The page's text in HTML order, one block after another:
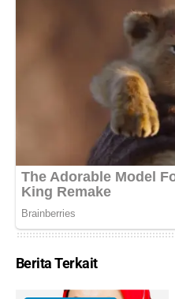
Berita Terkait